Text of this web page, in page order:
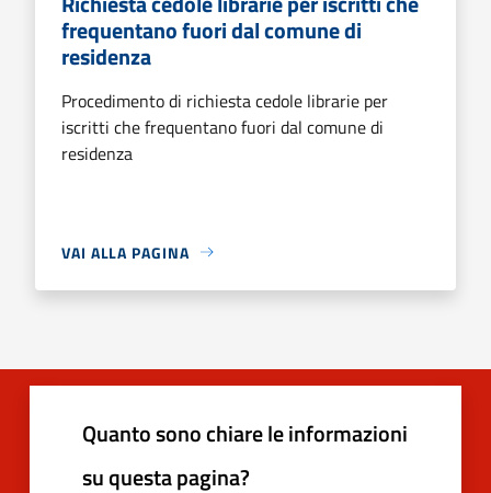
frequentano fuori dal comune di
residenza
Procedimento di richiesta cedole librarie per
iscritti che frequentano fuori dal comune di
residenza
VAI ALLA PAGINA
Quanto sono chiare le informazioni
su questa pagina?